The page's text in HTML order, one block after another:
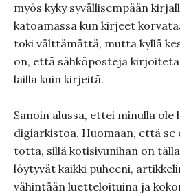
myös kyky syvällisempään
katoamassa kun kirjeet
toki välttämättä, mutta kyllä
on, että sähköposteja
lailla kuin kirjeitä.
Sanoin alussa, ettei minulla ole
digiarkistoa. Huomaan, että se
totta, sillä kotisivunihan on
löytyvät kaikki puheeni,
vähintään luetteloituina ja